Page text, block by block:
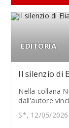
EDITORIA
Il silenzio di
Nella collana
dall'autore
S*, 12/05/2026